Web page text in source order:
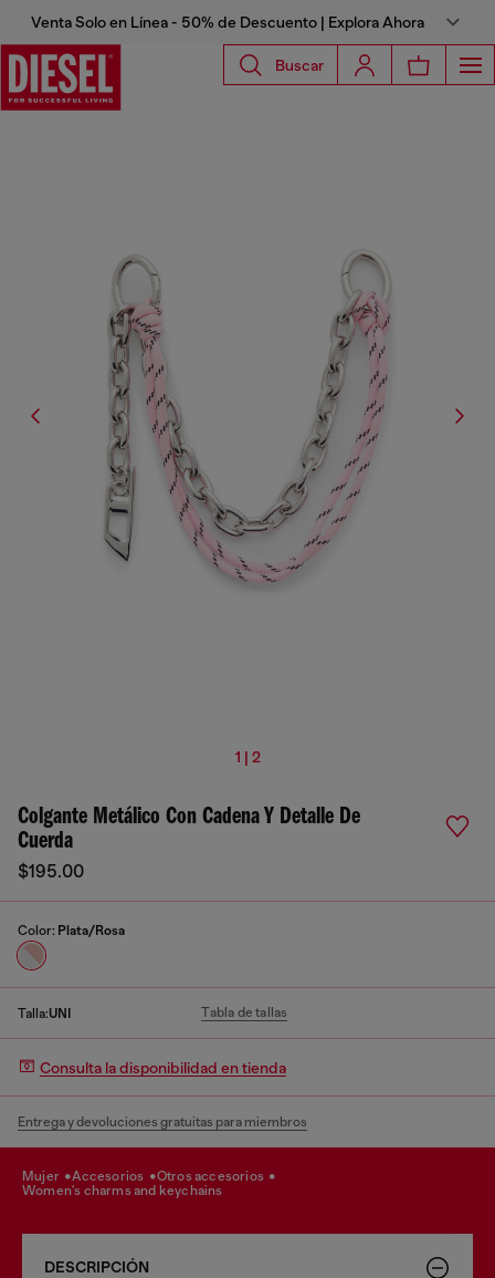
Venta Solo en Línea - 50% de Descuento | Explora Ahora
Buscar
1 | 2
Colgante Metálico Con Cadena Y Detalle De
Cuerda
$195.00
Color: Plata/Rosa
Talla:UNI Tabla de tallas
Consulta la disponibilidad en tienda
Entrega y devoluciones gratuitas para miembros
mujer accesorios
otros accesorios
women's charms and keychains
DESCRIPCIÓN